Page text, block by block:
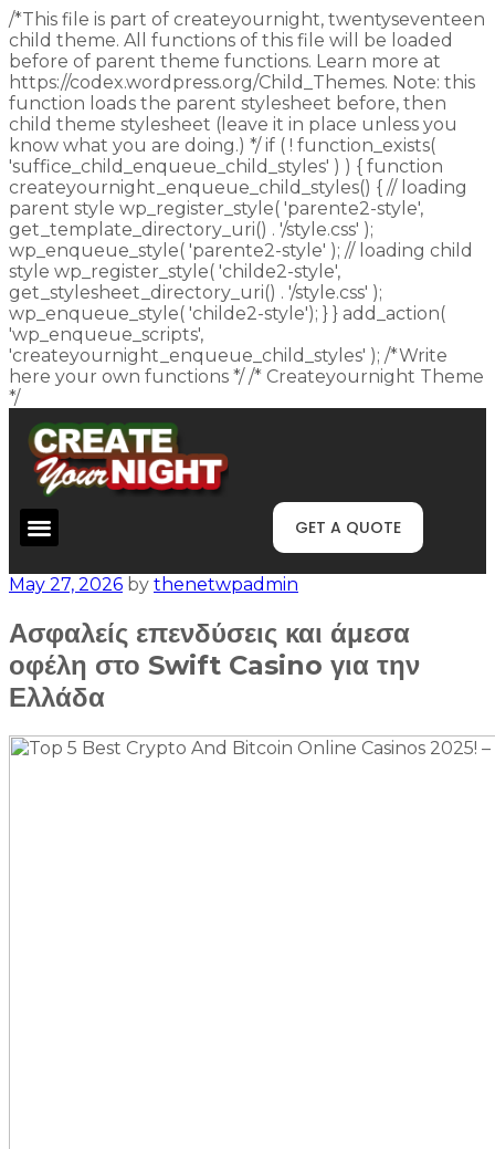
/*This file is part of createyournight, twentyseventeen
child theme. All functions of this file will be loaded
before of parent theme functions. Learn more at
https://codex.wordpress.org/Child_Themes. Note: this
function loads the parent stylesheet before, then
child theme stylesheet (leave it in place unless you
know what you are doing.) */ if ( ! function_exists(
'suffice_child_enqueue_child_styles' ) ) { function
createyournight_enqueue_child_styles() { // loading
parent style wp_register_style( 'parente2-style',
get_template_directory_uri() . '/style.css' );
wp_enqueue_style( 'parente2-style' ); // loading child
style wp_register_style( 'childe2-style',
get_stylesheet_directory_uri() . '/style.css' );
wp_enqueue_style( 'childe2-style'); } } add_action(
'wp_enqueue_scripts',
'createyournight_enqueue_child_styles' ); /*Write
here your own functions */ /* Createyournight Theme
*/
GET A QUOTE
May 27, 2026 by thenetwpadmin
Ασφαλείς επενδύσεις και άμεσα
οφέλη στο Swift Casino για την
Ελλάδα